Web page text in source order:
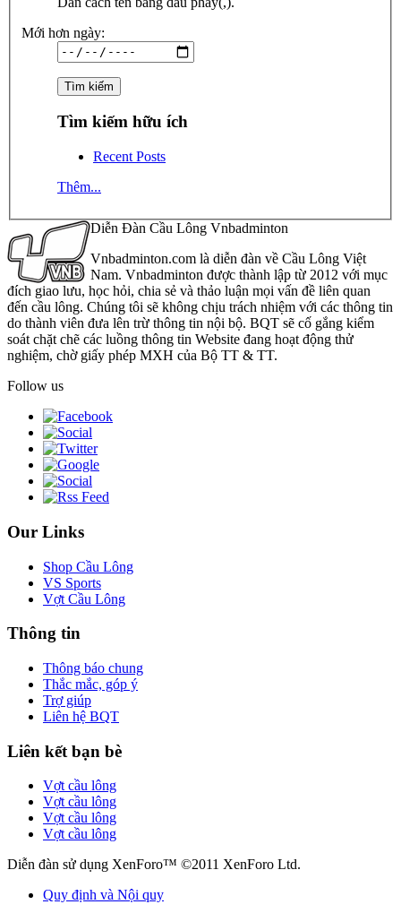
Mới hơn ngày:
Tìm kiếm hữu ích
Recent Posts
Thêm...
Diễn Đàn Cầu Lông Vnbadminton
Vnbadminton.com là diễn đàn về Cầu Lông Việt
Nam. Vnbadminton được thành lập từ 2012 với mục
đích giao lưu, học hỏi, chia sẻ và thảo luận mọi vấn đề liên quan
đến cầu lông. Chúng tôi sẽ không chịu trách nhiệm với các thông tin
do thành viên đưa lên trừ thông tin nội bộ. BQT sẽ cố gắng kiểm
soát chặt chẽ các luồng thông tin Website đang hoạt động thử
nghiệm, chờ giấy phép MXH của Bộ TT & TT.
Follow us
Our Links
Shop Cầu Lông
VS Sports
Vợt Cầu Lông
Thông tin
Thông báo chung
Thắc mắc, góp ý
Trợ giúp
Liên hệ BQT
Liên kết bạn bè
Vợt cầu lông
Vợt cầu lông
Vợt cầu lông
Vợt cầu lông
Diễn đàn sử dụng XenForo™ ©2011 XenForo Ltd.
Quy định và Nội quy